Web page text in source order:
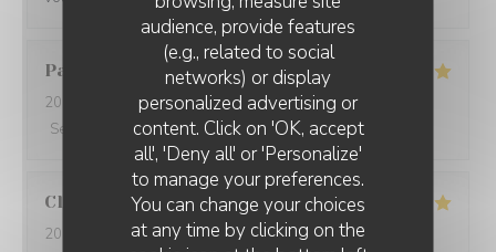
audience, provide features
(e.g., related to social
networks) or display
personalized advertising or
content. Click on 'OK, accept
all', 'Deny all' or 'Personalize'
to manage your preferences.
You can change your choices
at any time by clicking on the
Pascal
2026-07-31
- 20:45 - Guests 2
Service
Ambiance :5/5 Food :5 /5 Value:5
Claire
2026-07-30
- 20:30 - Guests 4